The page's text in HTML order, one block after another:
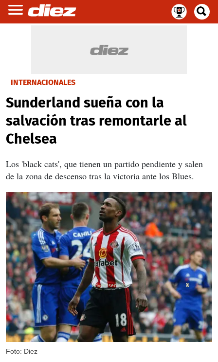
INTERNACIONALES
Sunderland sueña con la
salvación tras remontarle al
Chelsea
Los 'black cats', que tienen un partido pendiente y salen
de la zona de descenso tras la victoria ante los Blues.
Foto: Diez
X